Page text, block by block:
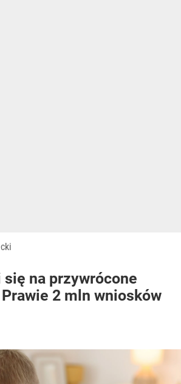
na przywrócone
2 mln wniosków